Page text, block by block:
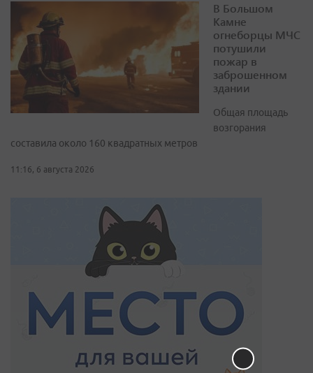
В Большом
Камне
огнеборцы МЧС
потушили
пожар в
заброшенном
здании
Общая площадь
возгорания
составила около 160 квадратных метров
11:16, 6 августа 2026